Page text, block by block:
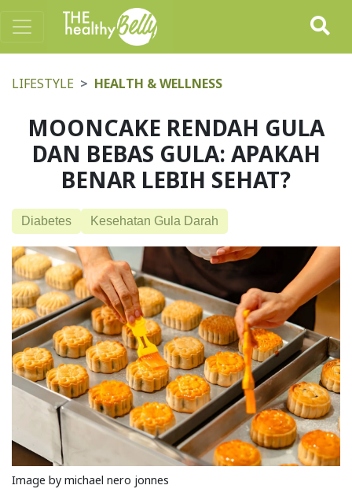
LIFESTYLE HEALTH & WELLNESS
MOONCAKE RENDAH GULA
DAN BEBAS GULA: APAKAH
BENAR LEBIH SEHAT?
Diabetes Kesehatan Gula Darah
Image by michael nero jonnes